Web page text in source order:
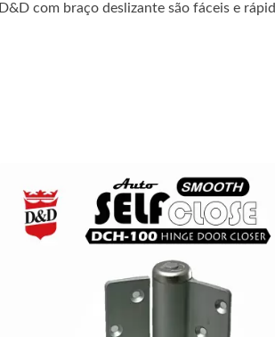
D&D com braço deslizante são fáceis e